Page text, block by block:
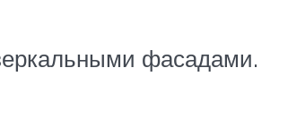
фасадами.